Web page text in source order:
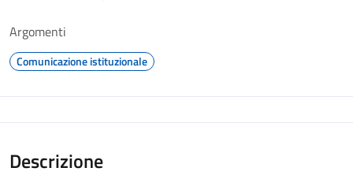
Argomenti
Comunicazione istituzionale
Descrizione